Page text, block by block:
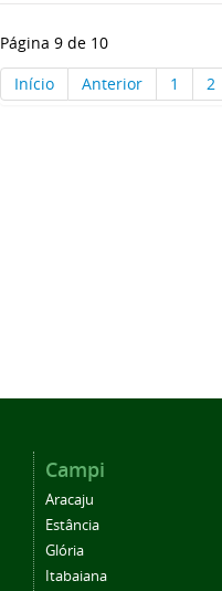
Página 9 de 10
Início
Anterior 1 2
Campi
Aracaju
Estância
Glória
Itabaiana